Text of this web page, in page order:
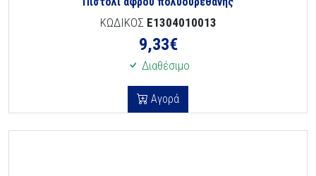
ΚΩΔΙΚΟΣ E1304010013
9,33€
Διαθέσιμο
Αγορά